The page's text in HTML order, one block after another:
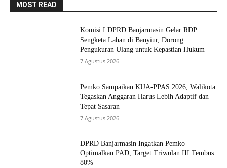
MOST READ
Komisi I DPRD Banjarmasin Gelar RDP
Sengketa Lahan di Banyiur, Dorong
Pengukuran Ulang untuk Kepastian Hukum
7 Agustus 2026
Pemko Sampaikan KUA-PPAS 2026, Walikota
Tegaskan Anggaran Harus Lebih Adaptif dan
Tepat Sasaran
7 Agustus 2026
DPRD Banjarmasin Ingatkan Pemko
Optimalkan PAD, Target Triwulan III Tembus
80%